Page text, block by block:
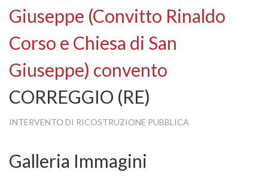
Giuseppe (Convitto Rinaldo
Corso e Chiesa di San
Giuseppe) convento
CORREGGIO (RE)
INTERVENTO DI RICOSTRUZIONE PUBBLICA
Galleria Immagini